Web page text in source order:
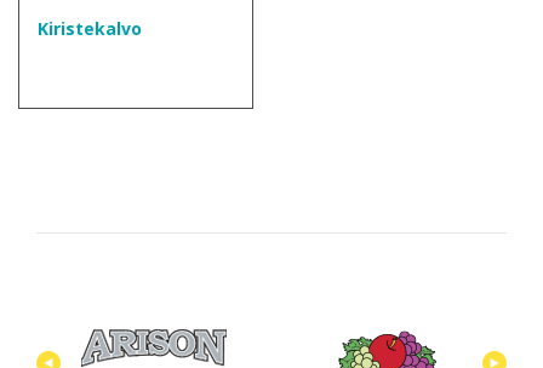
Kiristekalvo